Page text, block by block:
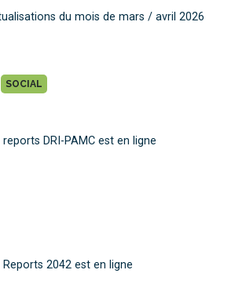
du mois de mars / avril 2026
SOCIAL
DRI-PAMC est en ligne
2042 est en ligne